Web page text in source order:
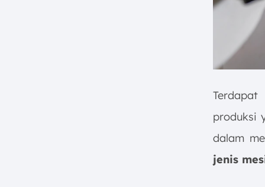
produksi
dalam
jenis